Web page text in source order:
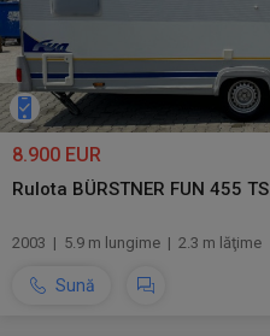
8.900 EUR
Rulota BÜRSTNER FUN 455 TS
2003 | 5.9 m lungime | 2.3 m lăţime
Sună